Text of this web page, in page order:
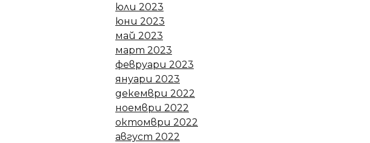
юли 2023
юни 2023
май 2023
март 2023
февруари 2023
януари 2023
декември 2022
ноември 2022
октомври 2022
август 2022